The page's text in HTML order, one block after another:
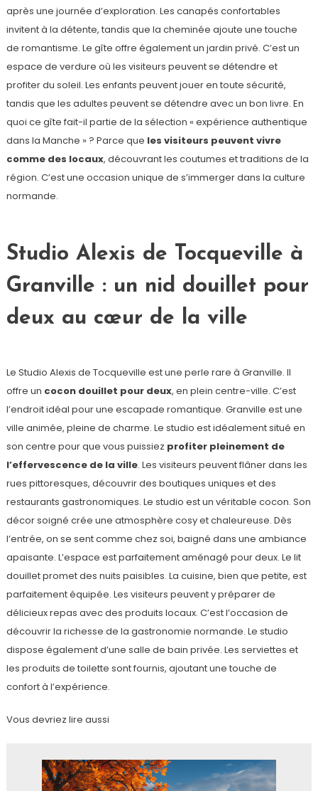
après une journée d’exploration. Les canapés confortables
invitent à la détente, tandis que la cheminée ajoute une touche
de romantisme. Le gîte offre également un jardin privé. C’est un
espace de verdure où les visiteurs peuvent se détendre et
profiter du soleil. Les enfants peuvent jouer en toute sécurité,
tandis que les adultes peuvent se détendre avec un bon livre. En
quoi ce gîte fait-il partie de la sélection « expérience authentique
dans la Manche » ? Parce que les visiteurs peuvent vivre
comme des locaux, découvrant les coutumes et traditions de la
région. C’est une occasion unique de s’immerger dans la culture
normande.
Studio Alexis de Tocqueville à
Granville : un nid douillet pour
deux au cœur de la ville
Le Studio Alexis de Tocqueville est une perle rare à Granville. Il
offre un cocon douillet pour deux, en plein centre-ville. C’est
l’endroit idéal pour une escapade romantique. Granville est une
ville animée, pleine de charme. Le studio est idéalement situé en
son centre pour que vous puissiez profiter pleinement de
l’effervescence de la ville. Les visiteurs peuvent flâner dans les
rues pittoresques, découvrir des boutiques uniques et des
restaurants gastronomiques. Le studio est un véritable cocon. Son
décor soigné crée une atmosphère cosy et chaleureuse. Dès
l’entrée, on se sent comme chez soi, baigné dans une ambiance
apaisante. L’espace est parfaitement aménagé pour deux. Le lit
douillet promet des nuits paisibles. La cuisine, bien que petite, est
parfaitement équipée. Les visiteurs peuvent y préparer de
délicieux repas avec des produits locaux. C’est l’occasion de
découvrir la richesse de la gastronomie normande. Le studio
dispose également d’une salle de bain privée. Les serviettes et
les produits de toilette sont fournis, ajoutant une touche de
confort à l’expérience.
Vous devriez lire aussi